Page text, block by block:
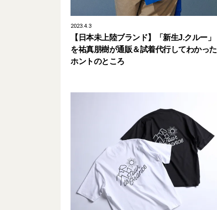
2023.4.3
【日本未上陸ブランド】「新生J.クルー」
を祐真朋樹が通販＆試着代行してわかった
ホントのところ